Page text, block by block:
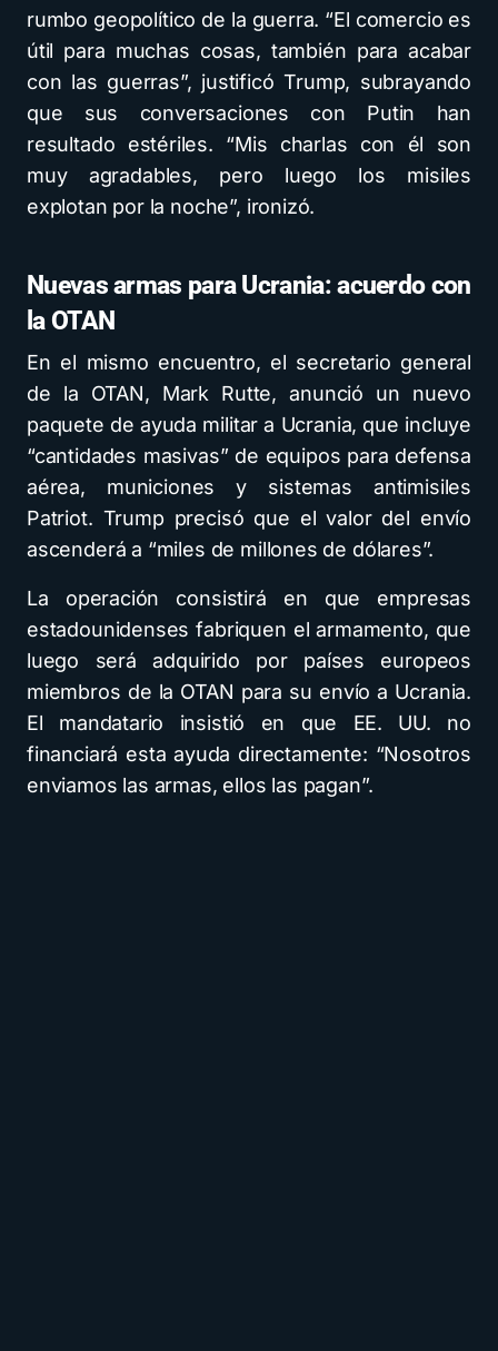
rumbo geopolítico de la guerra. “El comercio es
útil para muchas cosas, también para acabar
con las guerras”, justificó Trump, subrayando
que sus conversaciones con Putin han
resultado estériles. “Mis charlas con él son
muy agradables, pero luego los misiles
explotan por la noche”, ironizó.
Nuevas armas para Ucrania: acuerdo con
la OTAN
En el mismo encuentro, el secretario general
de la OTAN, Mark Rutte, anunció un nuevo
paquete de ayuda militar a Ucrania, que incluye
“cantidades masivas” de equipos para defensa
aérea, municiones y sistemas antimisiles
Patriot. Trump precisó que el valor del envío
ascenderá a “miles de millones de dólares”.
La operación consistirá en que empresas
estadounidenses fabriquen el armamento, que
luego será adquirido por países europeos
miembros de la OTAN para su envío a Ucrania.
El mandatario insistió en que EE. UU. no
financiará esta ayuda directamente: “Nosotros
enviamos las armas, ellos las pagan”.